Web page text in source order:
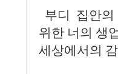
부디 집안의
위한 너의 생
세상에서의